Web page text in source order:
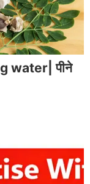
water| पीने